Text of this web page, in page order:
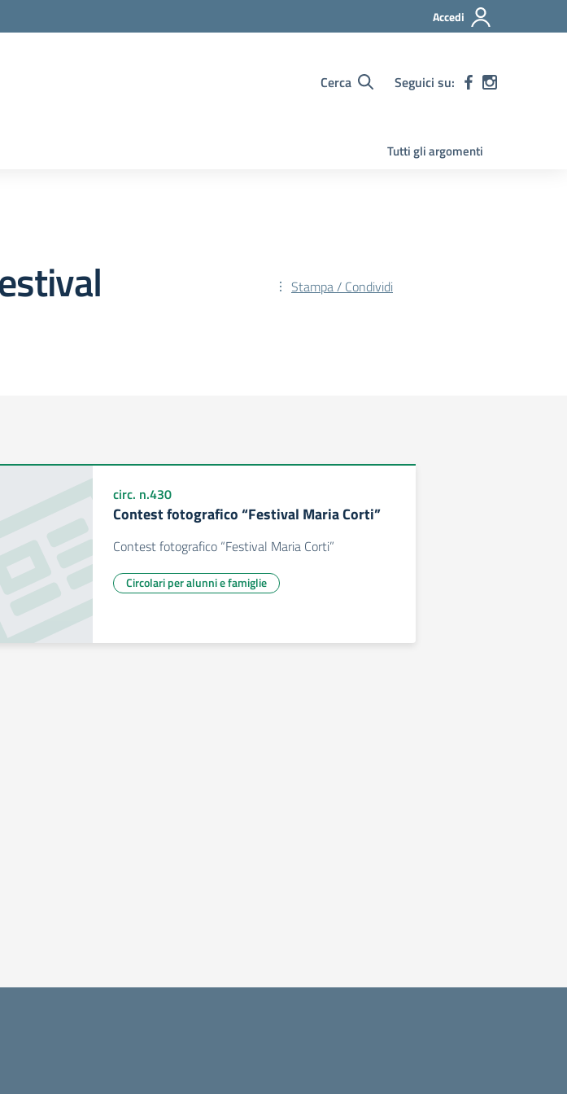
Accedi
Cerca Seguici su:
Tutti gli argomenti
Stampa / Condividi
circ. n.430
Contest fotografico “Festival Maria Corti”
Contest fotografico “Festival Maria Corti”
Circolari per alunni e famiglie